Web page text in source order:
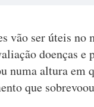
vão ser úteis no
doenças e
numa altura em
que